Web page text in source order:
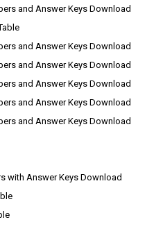
and Answer Keys Download
and Answer Keys Download
and Answer Keys Download
and Answer Keys Download
and Answer Keys Download
and Answer Keys Download
with Answer Keys Download